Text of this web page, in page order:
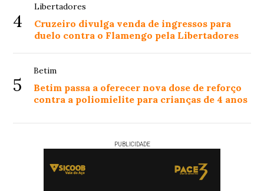
4
Libertadores
Cruzeiro divulga venda de ingressos para
duelo contra o Flamengo pela Libertadores
5
Betim
Betim passa a oferecer nova dose de reforço
contra a poliomielite para crianças de 4 anos
PUBLICIDADE